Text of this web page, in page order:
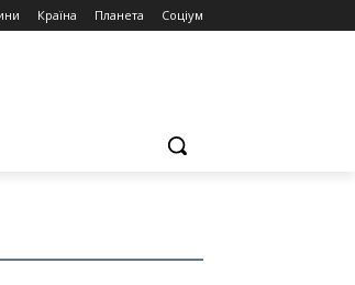
Країна Планета Соціум